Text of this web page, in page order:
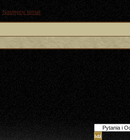
Następny temat